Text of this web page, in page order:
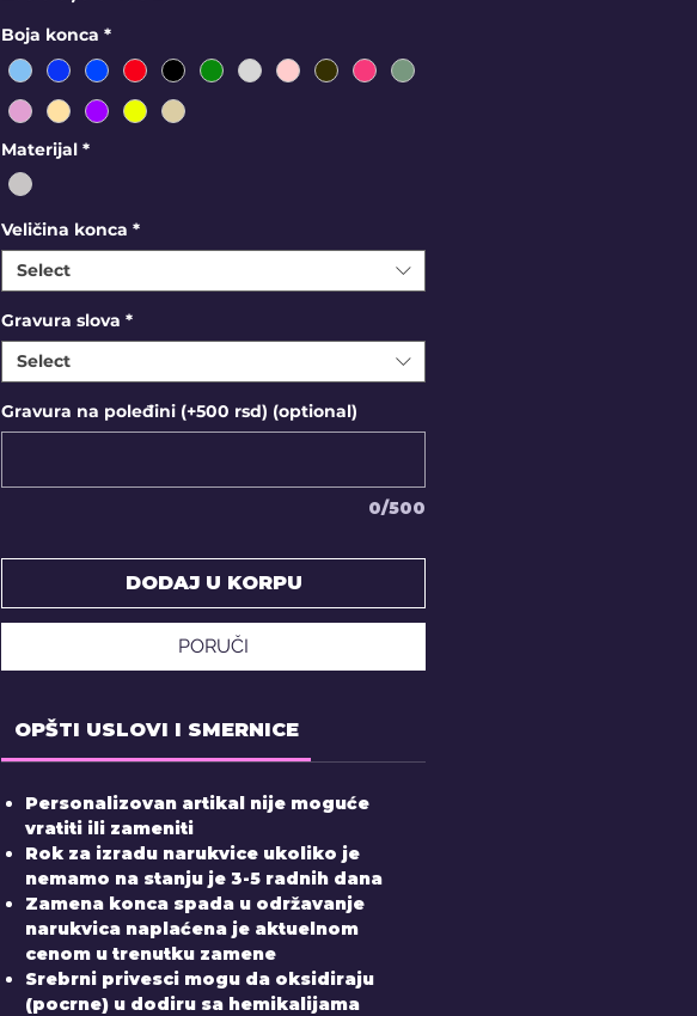
Boja konca *
Materijal *
Veličina konca *
Select
Gravura slova *
Select
Gravura na poleđini (+500 rsd) (optional)
0/500
DODAJ U KORPU
PORUČI
OPŠTI USLOVI I SMERNICE
Personalizovan artikal nije moguće
vratiti ili zameniti
Rok za izradu narukvice ukoliko je
nemamo na stanju je 3-5 radnih dana
Zamena konca spada u održavanje
narukvica naplaćena je aktuelnom
cenom u trenutku zamene
Srebrni privesci mogu da oksidiraju
(pocrne) u dodiru sa hemikalijama